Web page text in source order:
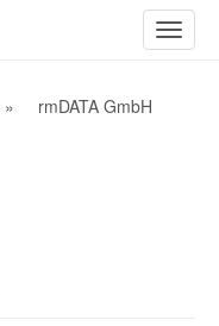
ein-/
rmDATA GmbH